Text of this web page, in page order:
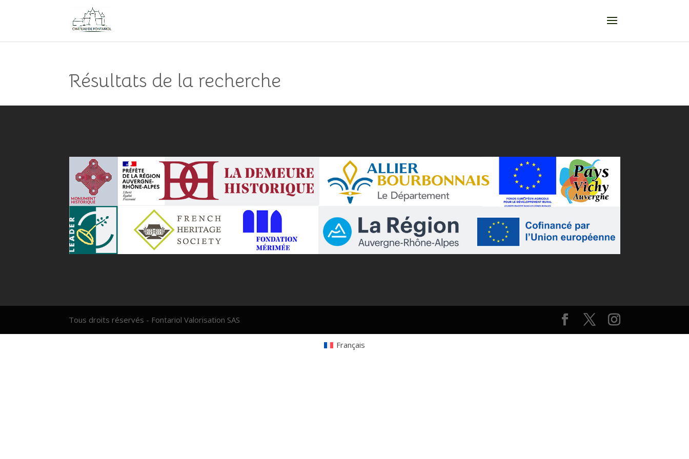
Résultats de la recherche
Tous droits réservés - Fontariol Valorisation SAS
Français